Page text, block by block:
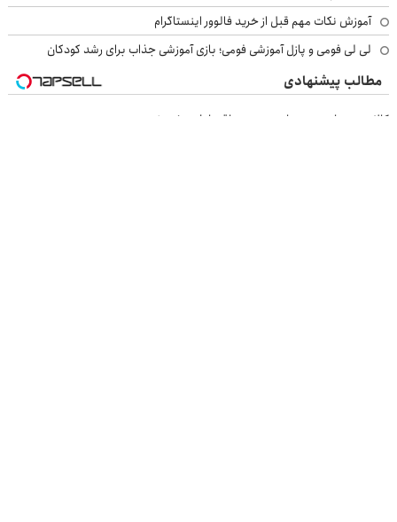
آموزش نکات مهم قبل از خرید فالوور اینستاگرام
لی لی فومی و پازل آموزشی فومی؛ بازی آموزشی جذاب برای رشد کودکان
مطالب پیشنهادی
کالا و خدمات خود را به صورت اقساطی بفروشید